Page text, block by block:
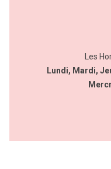
Les
Lundi, Mardi,